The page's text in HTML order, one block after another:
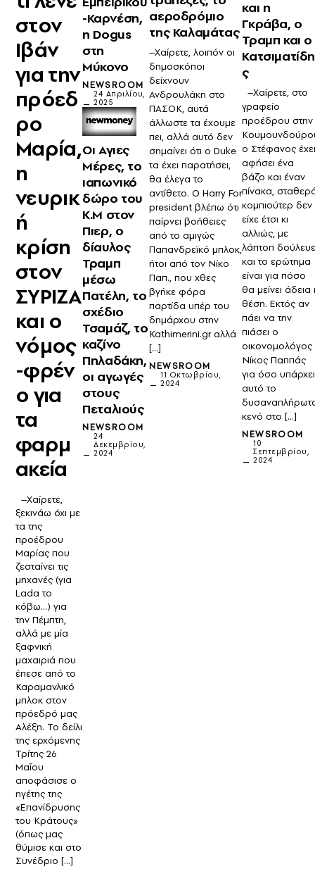
στον
Ιβάν
για την
πρόεδ
ρο
Μαρία,
η
νευρικ
ή
κρίση
στον
ΣΥΡΙΖΑ
και ο
νόμος
-φρέν
ο για
τα
φαρμ
ακεία
–Χαίρετε,
ξεκινάω όχι με
τα της
προέδρου
Μαρίας που
ζεσταίνει τις
μηχανές (για
Lada το
κόβω…) για
την Πέμπτη,
αλλά με μία
ξαφνική
μαχαιριά που
έπεσε από το
Καραμανλικό
μπλοκ στον
πρόεδρό μας
Αλέξη. Το δείλι
της ερχόμενης
Τρίτης 26
Μαΐου
αποφάσισε ο
ηγέτης της
«Επανίδρυσης
του Κράτους»
(όπως μας
θύμισε και στο
Συνέδριο […]
-Καρνέση,
η Dogus
στη
Μύκονο
NEWSROOM
24 Απριλίου,
2025
Οι Αγιες
Μέρες, το
ιαπωνικό
δώρο του
Κ.Μ στον
Πιερ, ο
δίαυλος
Τραμπ
μέσω
Πατέλη, το
σχέδιο
Τσαμάζ, το
καζίνο
Πηλαδάκη,
οι αγωγές
στους
Πεταλιούς
NEWSROOM
24
Δεκεμβρίου,
2024
αεροδρόμιο
της Καλαμάτας
–Χαίρετε, λοιπόν οι
δημοσκόποι
δείχνουν
Ανδρουλάκη στο
ΠΑΣΟΚ, αυτά
άλλωστε τα έχουμε
πει, αλλά αυτό δεν
σημαίνει ότι ο Duke
τα έχει παρατήσει,
θα έλεγα το
αντίθετο. Ο Harry For
president βλέπω ότι
παίρνει βοήθειες
από το αμιγώς
Παπανδρεϊκό μπλοκ,
ήτοι από τον Νίκο
Παπ., που χθες
βγήκε φόρα
παρτίδα υπέρ του
δημάρχου στην
Kathimerini.gr αλλά
[…]
NEWSROOM
11 Οκτωβρίου,
2024
και η
Γκράβα, ο
Τραμπ και ο
Κατσιματίδη
ς
–Χαίρετε, στο
γραφείο
προέδρου στην
ο Στέφανος
αφήσει ένα
βάζο και έναν
πίνακα,
κομπιούτερ δεν
είχε έτσι κι
αλλιώς, με
λάπτοπ
και το ερώτημα
είναι για πόσο
θα μείνει άδεια
θέση. Εκτός αν
πάει να την
πιάσει ο
οικονομολόγος
Νίκος Παππάς
για όσο υπάρχει
αυτό το
κενό στο […]
NEWSROOM
10
Σεπτεμβρίου,
2024